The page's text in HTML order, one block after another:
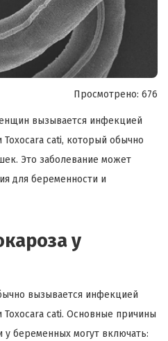
Просмотрено: 676
вызывается инфекцией
Toxocara cati, который обычно
Это заболевание может
для беременности и
у
вызывается инфекцией
Toxocara cati. Основные причины
у беременных могут включать: